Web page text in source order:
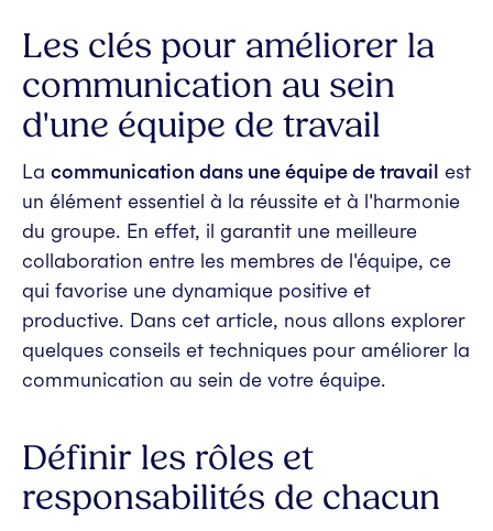
Les clés pour améliorer la
communication au sein
d'une équipe de travail
La communication dans une équipe de travail est
un élément essentiel à la réussite et à l'harmonie
du groupe. En effet, il garantit une meilleure
collaboration entre les membres de l'équipe, ce
qui favorise une dynamique positive et
productive. Dans cet article, nous allons explorer
quelques conseils et techniques pour améliorer la
communication au sein de votre équipe.
Définir les rôles et
responsabilités de chacun